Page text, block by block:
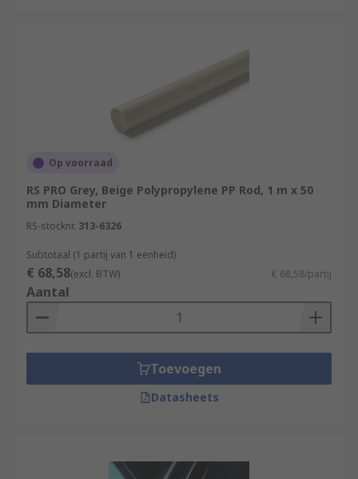
Op voorraad
RS PRO Grey, Beige Polypropylene PP Rod, 1 m x 50
mm Diameter
RS-stocknr. 313-6326
Subtotaal (1 partij van 1 eenheid)
€ 68,58(excl. BTW) € 68,58/partij
Aantal
Toevoegen
Datasheets